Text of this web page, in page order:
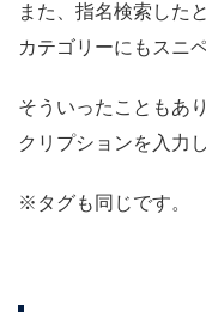
また、指名検索した
カテゴリーにもスニ
そういったこともあ
クリプションを入力
※タグも同じです。